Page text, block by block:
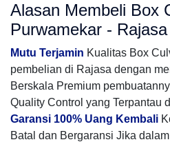
Alasan Membeli Box
Purwamekar -
Mutu Terjamin Kualitas Box
pembelian di Rajasa dengan
Berskala Premium
Quality Control yang Terpantau
Garansi 100% Uang Kembali
Batal dan Bergaransi Jika